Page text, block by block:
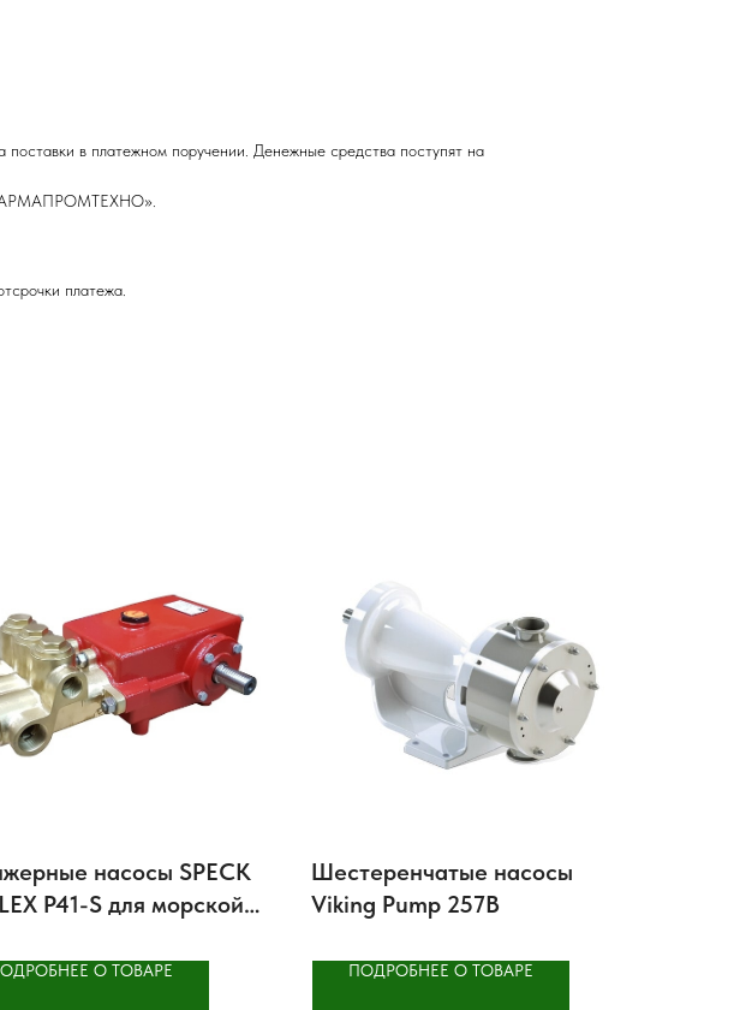
в платежном поручении. Денежные средства поступят на
«АРМАПРОМТЕХНО».
платежа.
насосы SPECK
P41-S для морской
О ТОВАРЕ
Шестеренчатые насосы
Viking Pump 257B
ПОДРОБНЕЕ О ТОВАРЕ